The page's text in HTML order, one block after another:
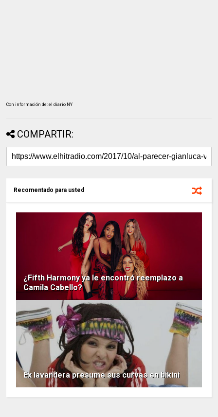
Con información de: el diario NY
COMPARTIR:
Recomentado para usted
¿Fifth Harmony ya le encontró reemplazo a
Camila Cabello?
Ex lavandera presume sus curvas en bikini